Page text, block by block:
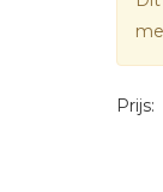
Prijs: